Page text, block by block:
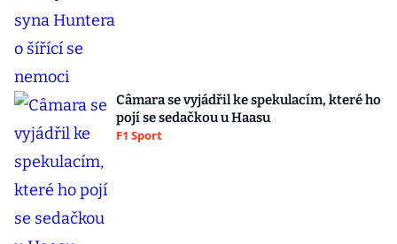
Câmara se vyjádřil ke spekulacím, které ho
pojí se sedačkou u Haasu
F1 Sport